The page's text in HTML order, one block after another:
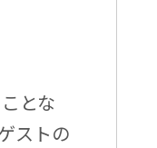
とな
ストの